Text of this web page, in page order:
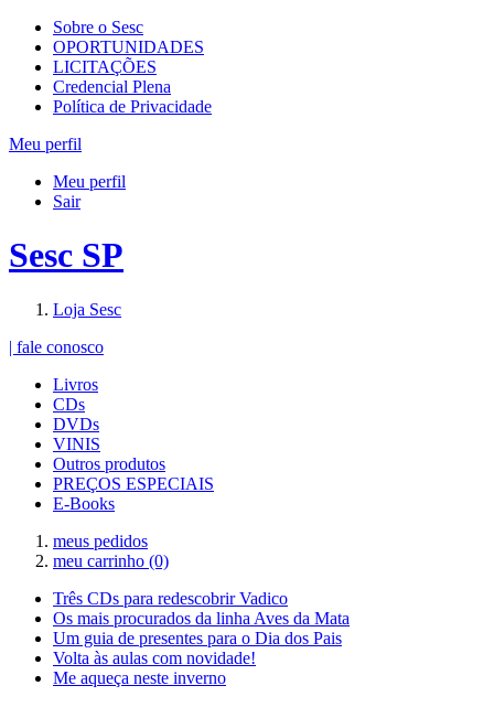
Sobre o Sesc
OPORTUNIDADES
LICITAÇÕES
Credencial Plena
Política de Privacidade
Meu perfil
Meu perfil
Sair
Sesc SP
Loja Sesc
| fale conosco
Livros
CDs
DVDs
VINIS
Outros produtos
PREÇOS ESPECIAIS
E-Books
meus pedidos
meu carrinho (0)
Três CDs para redescobrir Vadico
Os mais procurados da linha Aves da Mata
Um guia de presentes para o Dia dos Pais
Volta às aulas com novidade!
Me aqueça neste inverno